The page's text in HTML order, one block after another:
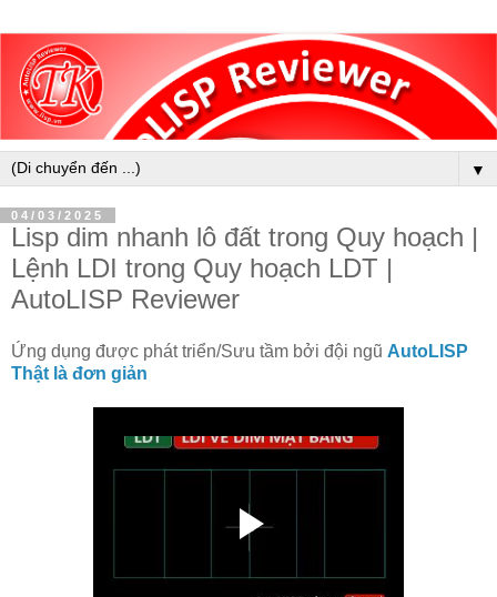
▼
04/03/2025
Lisp dim nhanh lô đất trong Quy hoạch |
Lệnh LDI trong Quy hoạch LDT |
AutoLISP Reviewer
Ứng dụng được phát triển/Sưu tầm bởi đội ngũ AutoLISP
Thật là đơn giản